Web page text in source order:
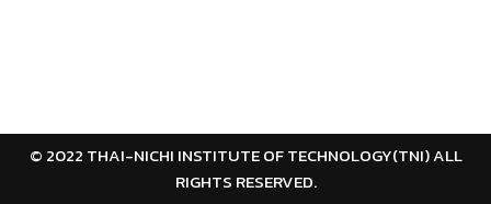
© 2022 THAI-NICHI INSTITUTE OF TECHNOLOGY(TNI) ALL
RIGHTS RESERVED.